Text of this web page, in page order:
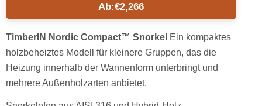
Ab:€2,266
TimberIN Nordic Compact™ Snorkel Ein kompaktes
holzbeheiztes Modell für kleinere Gruppen, das die
Heizung innerhalb der Wannenform unterbringt und
mehrere Außenholzarten anbietet.